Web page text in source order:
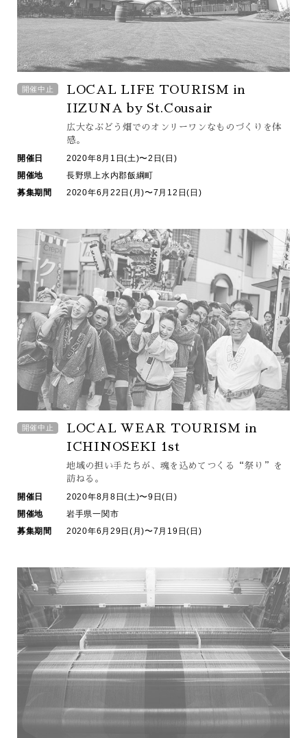
開催中止
LOCAL LIFE TOURISM in
IIZUNA by St.Cousair
広大なぶどう畑での オンリーワンなものづくりを体
感。
開催日
2020年8月1日(土)〜2日(日)
開催地
長野県上水内郡飯綱町
募集期間
2020年6月22日(月)〜7月12日(日)
開催中止
LOCAL WEAR TOURISM in
ICHINOSEKI 1st
地域の担い手たちが、 魂を込めてつくる“祭り”を
訪ねる。
開催日
2020年8月8日(土)〜9日(日)
開催地
岩手県一関市
募集期間
2020年6月29日(月)〜7月19日(日)